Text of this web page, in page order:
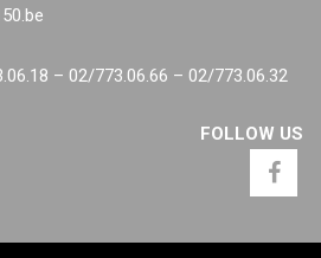
– 02/773.06.66 – 02/773.06.32
FOLLOW US